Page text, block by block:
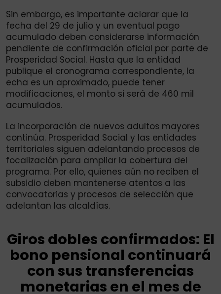
Sin embargo, es importante aclarar que la
fecha del 29 de julio y un eventual pago
acumulado deben considerarse información
pendiente de confirmación oficial por parte de
Prosperidad Social. Hasta que la entidad
publique el cronograma correspondiente, la
echa es un aproximado, puede tener
modificaciones, el monto si será de 460 mil
acumulados.
La incorporación de nuevos adultos mayores
continúa. Prosperidad Social y las entidades
territoriales siguen adelantando procesos de
focalización para ampliar la cobertura del
programa. Por ello, quienes aún no reciben el
subsidio deben mantenerse atentos a las
convocatorias y procesos de selección que
adelantan las alcaldías.
Giros dobles confirmados: El
bono pensional continuará
con sus transferencias
monetarias en el mes de